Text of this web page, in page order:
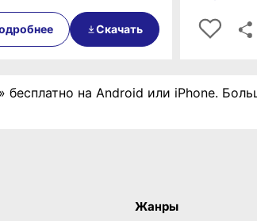
Скачать
бесплатно на Android или iPhone.
Жанры